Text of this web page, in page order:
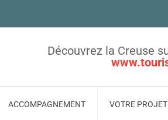
ACCOMPAGNEMENT VOTRE PROJET
Découvrez la Creuse